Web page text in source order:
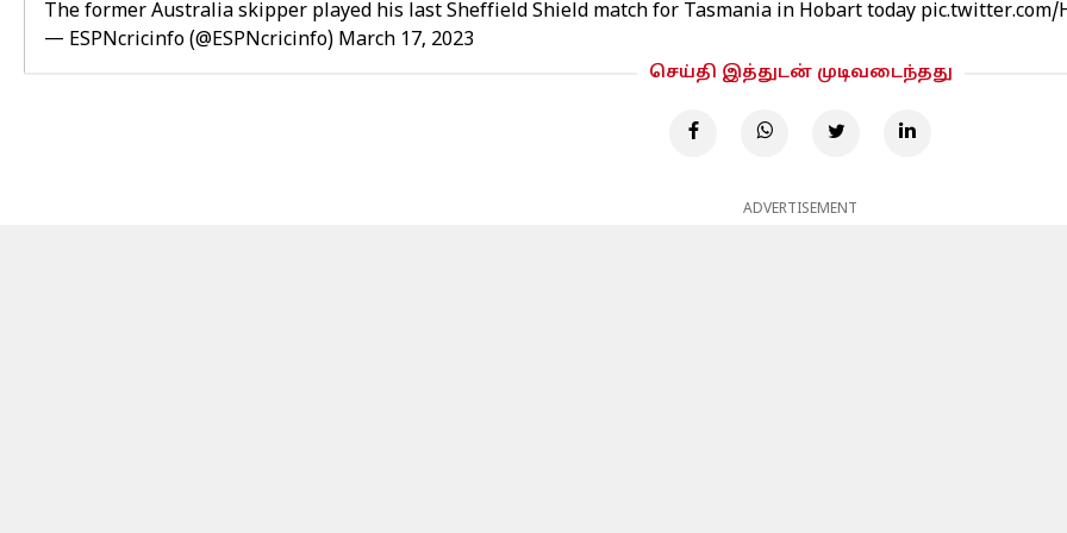
The former Australia skipper played his last Sheffield Shield match for Tasmania in Hobart today pic.twitter.com/
— ESPNcricinfo (@ESPNcricinfo) March 17, 2023
செய்தி இத்துடன் முடிவடைந்தது
ADVERTISEMENT